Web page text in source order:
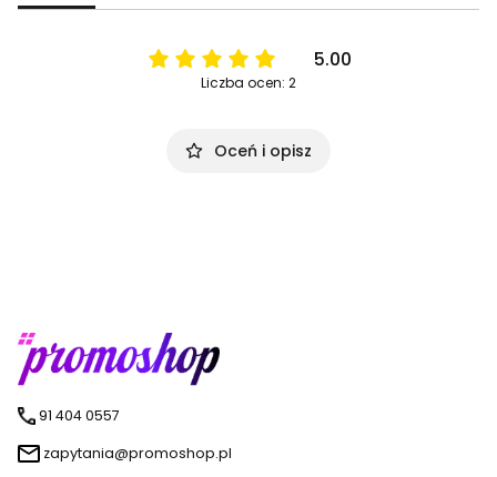
5.00
Liczba ocen: 2
Oceń i opisz
91 404 0557
zapytania@promoshop.pl